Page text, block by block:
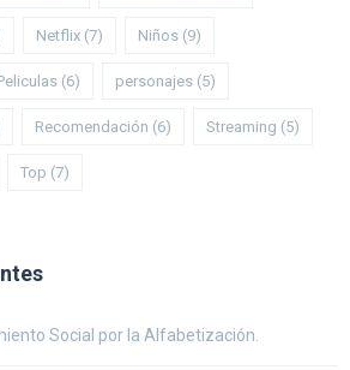
Netflix (7) Niños (9)
(6) personajes (5)
Recomendación (6) Streaming (5)
Top (7)
Social por la Alfabetización.